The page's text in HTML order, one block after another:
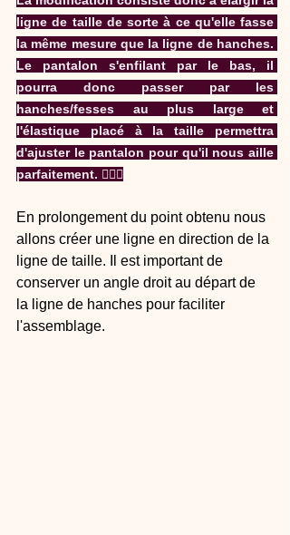
ligne de taille de sorte à ce qu'elle fasse
la même mesure que la ligne de hanches.
Le pantalon s'enfilant par le bas, il
pourra donc passer par les
hanches/fesses au plus large et
l'élastique placé à la taille permettra
d'ajuster le pantalon pour qu'il nous aille
parfaitement. 💁🏻‍♀️
En prolongement du point obtenu nous
allons créer une ligne en direction de la
ligne de taille. Il est important de
conserver un angle droit au départ de
la ligne de hanches pour faciliter
l'assemblage.